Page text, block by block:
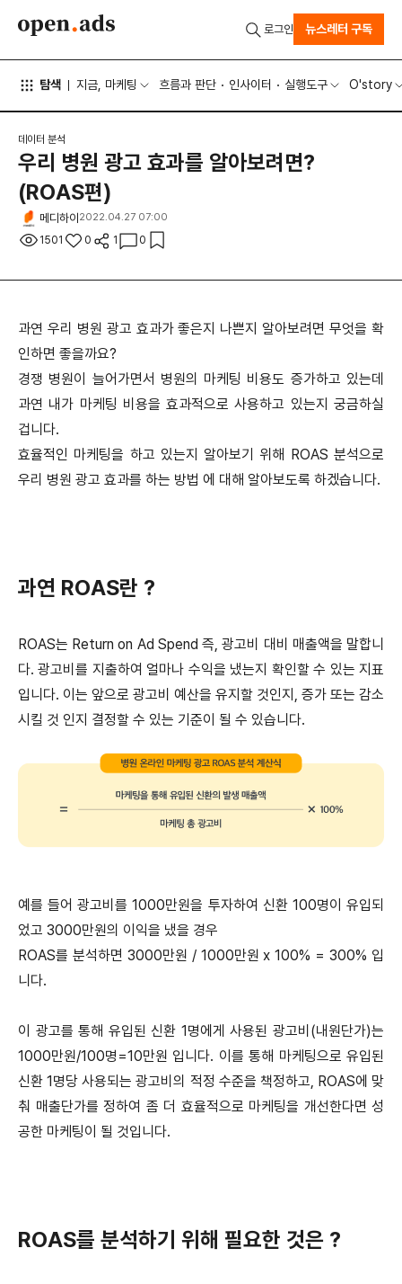
탐색 지금, 마케팅 흐름과 판단 인사이터 실행도구 O'story
로그인 뉴스레터 구독
데이터 분석
우리 병원 광고 효과를 알아보려면?
(ROAS편)
메디하이 2022.04.27 07:00
1501 0 1 0
과연 우리 병원 광고 효과가 좋은지 나쁜지 알아보려면 무엇을 확
인하면 좋을까요?
경쟁 병원이 늘어가면서 병원의 마케팅 비용도 증가하고 있는데
과연 내가 마케팅 비용을 효과적으로 사용하고 있는지 궁금하실
겁니다.
효율적인 마케팅을 하고 있는지 알아보기 위해 ROAS 분석으로
우리 병원 광고 효과를 하는 방법 에 대해 알아보도록 하겠습니다.
과연 ROAS란 ?
ROAS는 Return on Ad Spend 즉, 광고비 대비 매출액을 말합니
다. 광고비를 지출하여 얼마나 수익을 냈는지 확인할 수 있는 지표
입니다. 이는 앞으로 광고비 예산을 유지할 것인지, 증가 또는 감소
시킬 것 인지 결정할 수 있는 기준이 될 수 있습니다.
예를 들어 광고비를 1000만원을 투자하여 신환 100명이 유입되
었고 3000만원의 이익을 냈을 경우
ROAS를 분석하면 3000만원 / 1000만원 x 100% = 300% 입
니다.
이 광고를 통해 유입된 신환 1명에게 사용된 광고비(내원단가)는
1000만원/100명=10만원 입니다. 이를 통해 마케팅으로 유입된
신환 1명당 사용되는 광고비의 적정 수준을 책정하고, ROAS에 맞
춰 매출단가를 정하여 좀 더 효율적으로 마케팅을 개선한다면 성
공한 마케팅이 될 것입니다.
ROAS를 분석하기 위해 필요한 것은 ?